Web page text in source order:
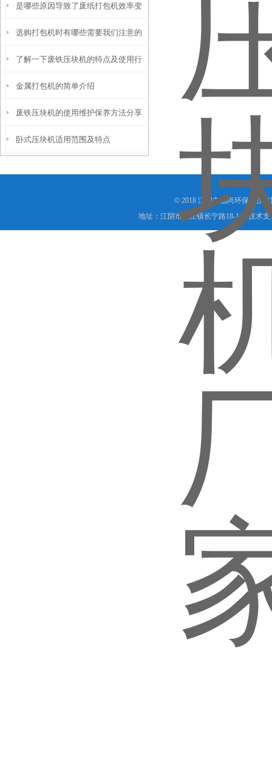
吧
是哪些原因导致了废纸打包机效率变
低呢
选购打包机时有哪些需要我们注意的
呢
了解一下废铁压块机的特点及使用行
业吧
金属打包机的简单介绍
废铁压块机的使用维护保养方法分享
卧式压块机适用范围及特点
© 2018 江阴市德尚环保科技
地址：江阴市周庄镇长宁路18-1号 技术